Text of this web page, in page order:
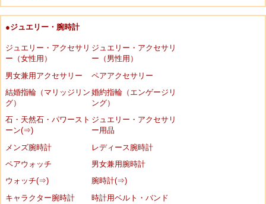
●ジュエリー・腕時計
ジュエリー・アクセサリ
ー（女性用）
ジュエリー・アクセサリ
ー（男性用）
男女兼用アクセサリー
ペアアクセサリー
結婚指輪（マリッジリン
グ）
婚約指輪（エンゲージリ
ング）
石・天然石・パワースト
ーン(⇒)
ジュエリー・アクセサリ
ー用品
メンズ腕時計
レディース腕時計
ペアウォッチ
男女兼用腕時計
ウォッチ(⇒)
腕時計(⇒)
キャラクター腕時計
時計用ベルト・バンド